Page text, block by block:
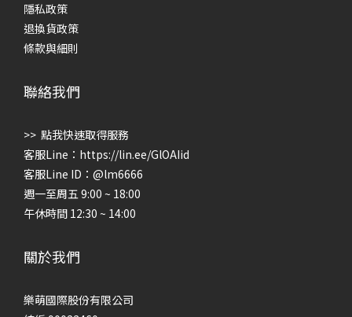
隱私政策
退換貨政策
條款與細則
聯絡我們
>> 點我快速取得服務
客服Line： https://lin.ee/GlOAIid
客服Line ID：@lm6666
週一至周五 9:00 ~ 18:00
午休時間 12:30 ~ 14:00
關於我們
樂萌國際股份有限公司